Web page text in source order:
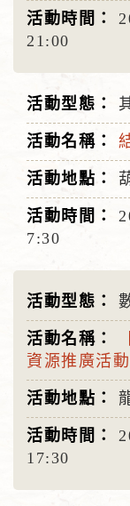
21:00
7:30
資源推廣活動
17:30